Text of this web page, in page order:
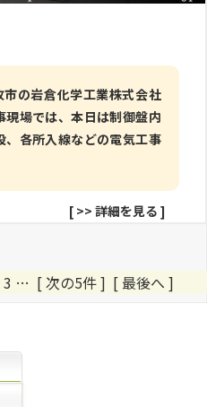
の岩倉化学工業株式会社
場では、本日は制御盤内
、各所入線などの電気工事
[ >> 詳細を見る ]
3 … [ 次の5件 ] [ 最後へ ]